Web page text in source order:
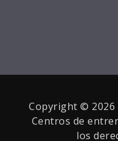
Copyright © 2026
Centros de
los